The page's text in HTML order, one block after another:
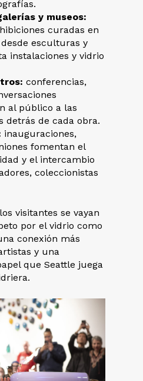
y museos:
curadas en
esculturas y
instalaciones y vidrio
conferencias,
al público a las
detrás de cada obra.
inauguraciones,
fomentan el
y el intercambio
coleccionistas
visitantes se vayan
por el vidrio como
conexión más
y una
que Seattle juega